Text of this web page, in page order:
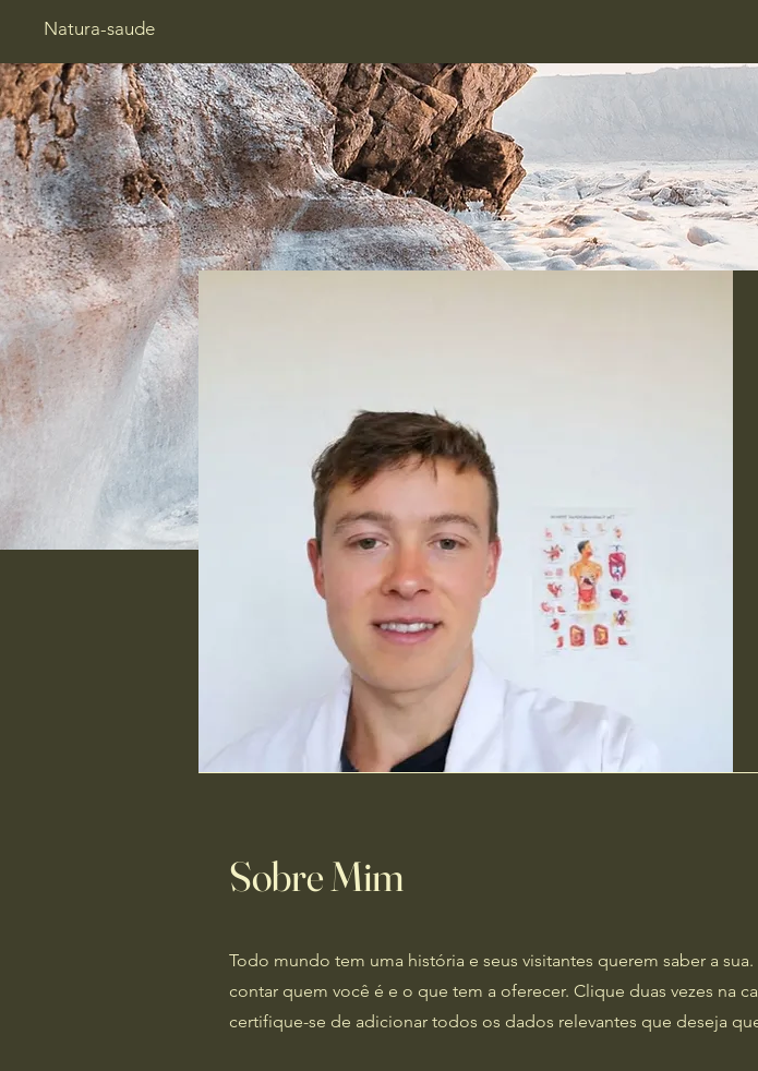
Natura-saude
Sobre Mim
Todo mundo tem uma história e seus visitantes querem saber a
contar quem você é e o que tem a oferecer. Clique duas vezes na
certifique-se de adicionar todos os dados relevantes que deseja